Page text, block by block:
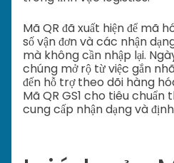
Mã QR đã xuất hiện để mã
số vận đơn và các nhận
mà không cần nhập lại.
chúng mở rộ từ việc gắn
đến hỗ trợ theo dõi hàng
Mã QR GS1 cho tiêu chuẩn
cung cấp nhận dạng và